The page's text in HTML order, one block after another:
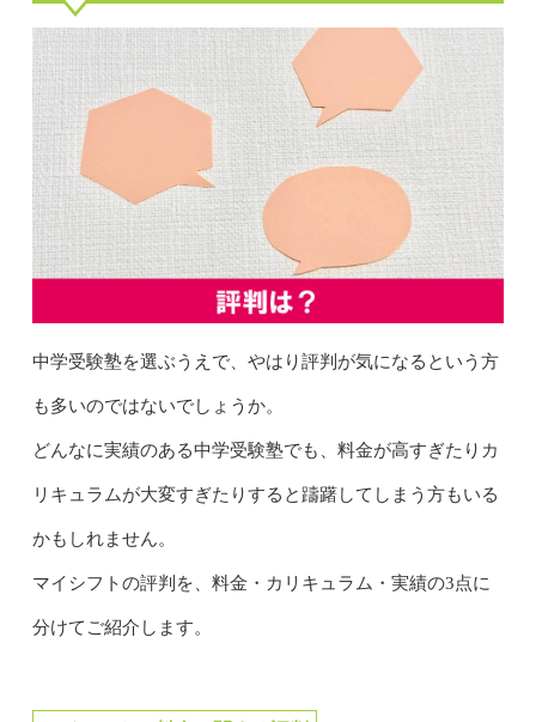
中学受験塾を選ぶうえで、やはり評判が気になるという方
も多いのではないでしょうか。
どんなに実績のある中学受験塾でも、料金が高すぎたりカ
リキュラムが大変すぎたりすると躊躇してしまう方もいる
かもしれません。
マイシフトの評判を、料金・カリキュラム・実績の3点に
分けてご紹介します。